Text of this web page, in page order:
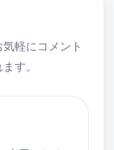
軽にコメント
す。